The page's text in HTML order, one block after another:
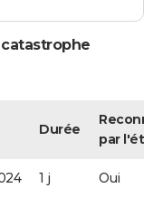
Durée
par
1 j Oui